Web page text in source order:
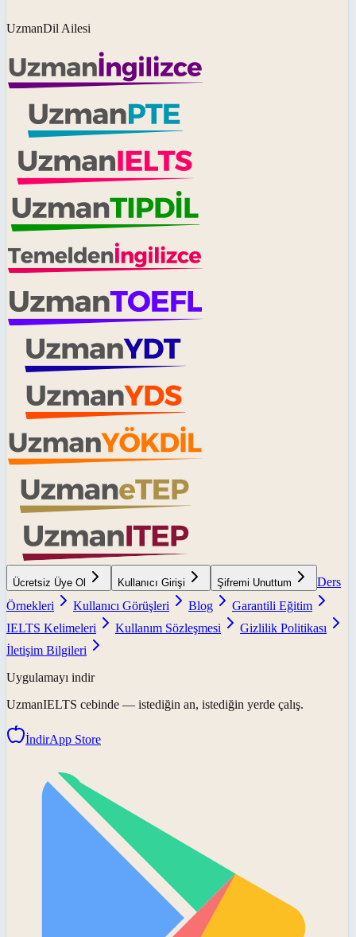
UzmanDil Ailesi
Ücretsiz Üye Ol Kullanıcı Girişi Şifremi Unuttum
Ders
Örnekleri
Kullanıcı Görüşleri Blog
Garantili Eğitim
IELTS Kelimeleri
Kullanım Sözleşmesi
Gizlilik Politikası
İletişim Bilgileri
Uygulamayı indir
UzmanIELTS cebinde — istediğin an, istediğin yerde çalış.
İndirApp Store